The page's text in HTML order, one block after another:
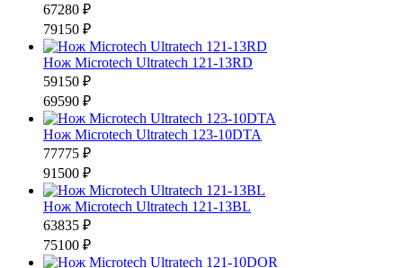
67280 ₽
79150 ₽
Нож Microtech Ultratech 121-13RD
59150 ₽
69590 ₽
Нож Microtech Ultratech 123-10DTA
77775 ₽
91500 ₽
Нож Microtech Ultratech 121-13BL
63835 ₽
75100 ₽